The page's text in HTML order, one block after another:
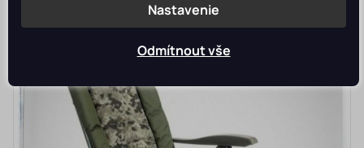
Nastavenie
Odmítnout vše